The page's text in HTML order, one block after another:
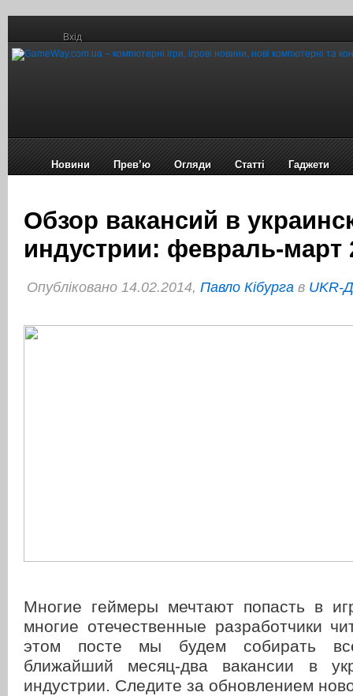
Вхід
Новини Прев’ю Огляди Статті Гаджети
Обзор вакансий в
индустрии: февраль-март
Опубліковано 14.02.2014, Павло Кібурга в UKR-
Многие геймеры мечтают попасть в
многие отечественные разработчики
этом посте мы будем собирать
ближайший месяц-два вакансии в
индустрии. Следите за обновлением